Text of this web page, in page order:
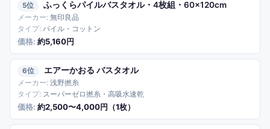
5 ふっくらパイルバスタオル・4枚組・60×120cm
無印良品
パイル・コットン
約5,160円
6 エアーかおる バスタオル
浅野撚糸
スーパーゼロ撚糸・高吸水速乾
約2,500〜4,000円（1枚）